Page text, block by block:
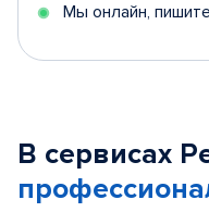
Мы онлайн,
В сервисах